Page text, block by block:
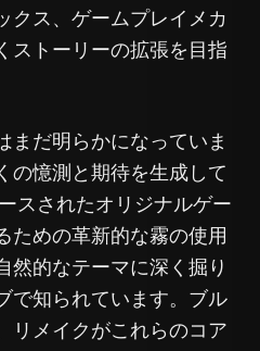
クス、ゲームプレイメカ
ストーリーの拡張を目指
まだ明らかになっていま
の憶測と期待を生成して
スされたオリジナルゲー
ための革新的な霧の使用
然的なテーマに深く掘り
で知られています。ブル
リメイクがこれらのコア